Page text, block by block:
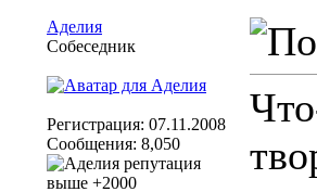
Аделия
Собеседник
Регистрация: 07.11.2008
Сообщения: 8,050